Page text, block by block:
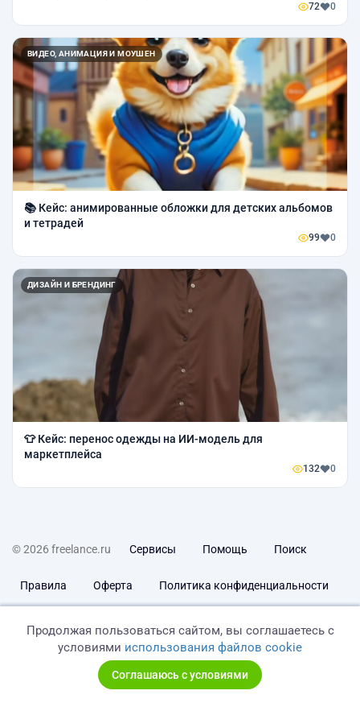
72 0
ВИДЕО, АНИМАЦИЯ И МОУШЕН
📚 Кейс: анимированные обложки для детских альбомов
и тетрадей
99 0
ДИЗАЙН И БРЕНДИНГ
👕 Кейс: перенос одежды на ИИ-модель для
маркетплейса
132 0
© 2026 freelance.ru Сервисы Помощь Поиск
Правила Оферта Политика конфиденциальности
Продолжая пользоваться сайтом, вы соглашаетесь с
условиями использования файлов cookie
Соглашаюсь с условиями